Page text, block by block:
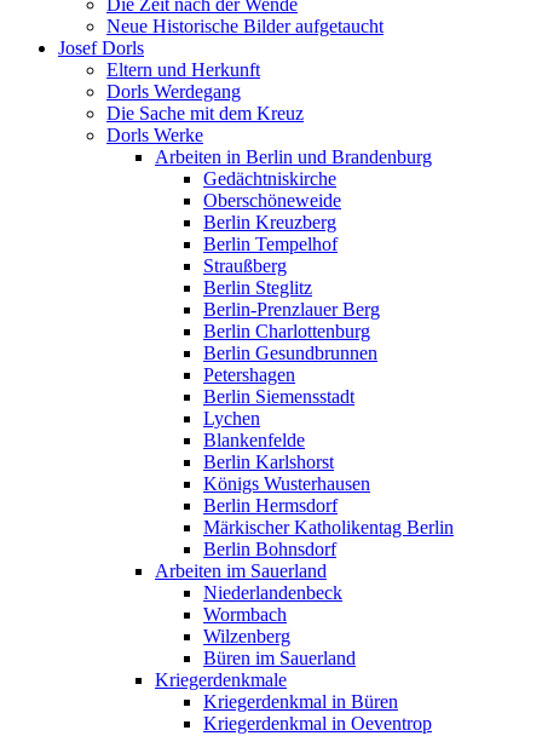
Die Zeit nach der Wende
Neue Historische Bilder aufgetaucht
Josef Dorls
Eltern und Herkunft
Dorls Werdegang
Die Sache mit dem Kreuz
Dorls Werke
Arbeiten in Berlin und Brandenburg
Gedächtniskirche
Oberschöneweide
Berlin Kreuzberg
Berlin Tempelhof
Straußberg
Berlin Steglitz
Berlin-Prenzlauer Berg
Berlin Charlottenburg
Berlin Gesundbrunnen
Petershagen
Berlin Siemensstadt
Lychen
Blankenfelde
Berlin Karlshorst
Königs Wusterhausen
Berlin Hermsdorf
Märkischer Katholikentag Berlin
Berlin Bohnsdorf
Arbeiten im Sauerland
Niederlandenbeck
Wormbach
Wilzenberg
Büren im Sauerland
Kriegerdenkmale
Kriegerdenkmal in Büren
Kriegerdenkmal in Oeventrop